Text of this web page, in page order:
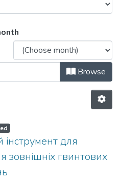
методичні
Browse
для
зовнішніх гвинтових